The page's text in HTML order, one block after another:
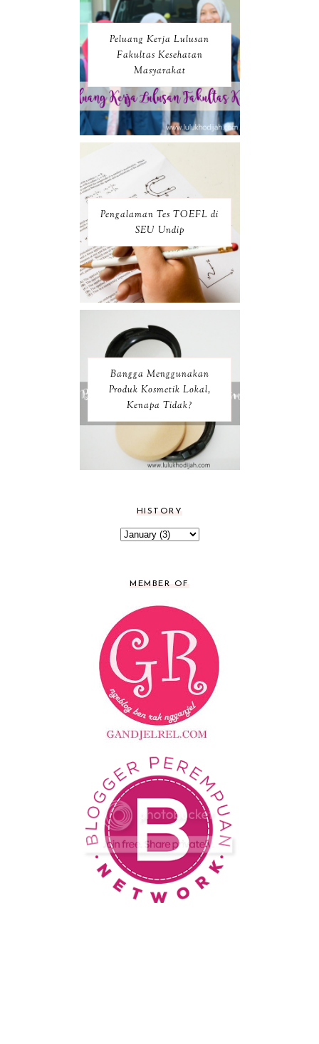
Peluang Kerja Lulusan
Fakultas Kesehatan
Masyarakat
Pengalaman Tes TOEFL di
SEU Undip
Bangga Menggunakan
Produk Kosmetik Lokal,
Kenapa Tidak?
HISTORY
MEMBER OF